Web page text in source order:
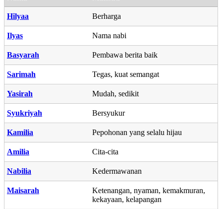
Hilyaa Berharga
Ilyas Nama nabi
Basyarah Pembawa berita baik
Sarimah Tegas, kuat semangat
Yasirah Mudah, sedikit
Syukriyah Bersyukur
Kamilia Pepohonan yang selalu hijau
Amilia Cita-cita
Nabilia Kedermawanan
Maisarah
Ketenangan, nyaman, kemakmuran,
kekayaan, kelapangan